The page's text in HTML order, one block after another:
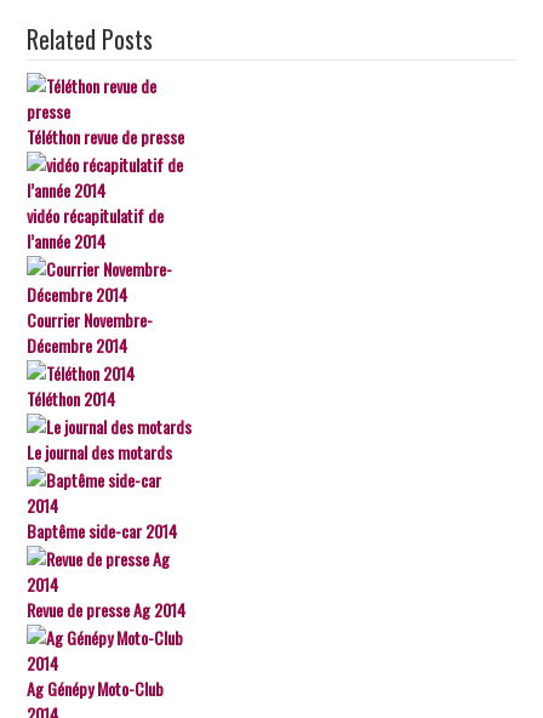
Related Posts
Téléthon revue de presse
vidéo récapitulatif de
l’année 2014
Courrier Novembre-
Décembre 2014
Téléthon 2014
Le journal des motards
Baptême side-car 2014
Revue de presse Ag 2014
Ag Génépy Moto-Club